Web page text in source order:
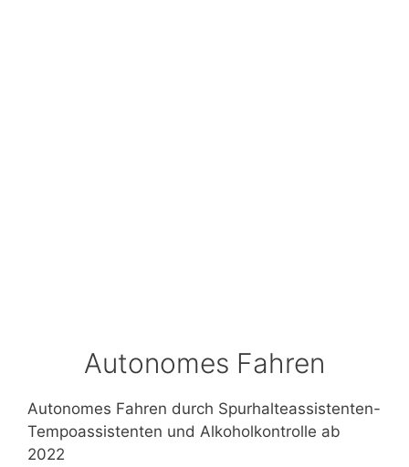
Autonomes Fahren
Autonomes Fahren durch Spurhalteassistenten-
Tempoassistenten und Alkoholkontrolle ab
2022